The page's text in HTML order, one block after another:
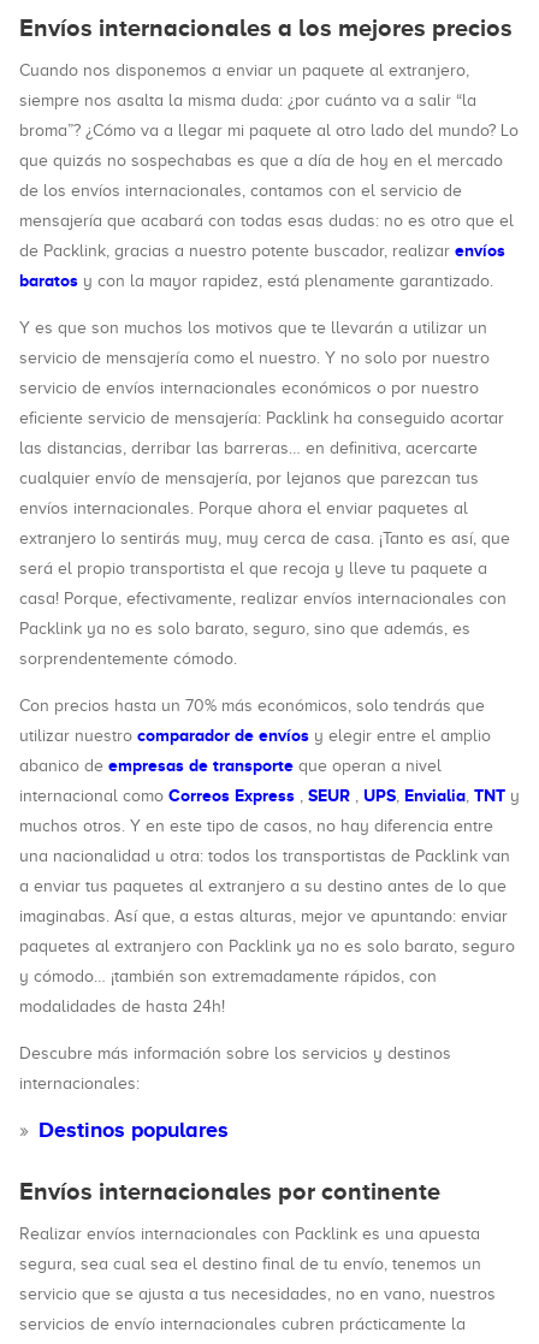
Envíos internacionales a los mejores precios
Cuando nos disponemos a enviar un paquete al extranjero,
siempre nos asalta la misma duda: ¿por cuánto va a salir “la
broma”? ¿Cómo va a llegar mi paquete al otro lado del mundo? Lo
que quizás no sospechabas es que a día de hoy en el mercado
de los envíos internacionales, contamos con el servicio de
mensajería que acabará con todas esas dudas: no es otro que el
de Packlink, gracias a nuestro potente buscador, realizar envíos
baratos y con la mayor rapidez, está plenamente garantizado.
Y es que son muchos los motivos que te llevarán a utilizar un
servicio de mensajería como el nuestro. Y no solo por nuestro
servicio de envíos internacionales económicos o por nuestro
eficiente servicio de mensajería: Packlink ha conseguido acortar
las distancias, derribar las barreras… en definitiva, acercarte
cualquier envío de mensajería, por lejanos que parezcan tus
envíos internacionales. Porque ahora el enviar paquetes al
extranjero lo sentirás muy, muy cerca de casa. ¡Tanto es así, que
será el propio transportista el que recoja y lleve tu paquete a
casa! Porque, efectivamente, realizar envíos internacionales con
Packlink ya no es solo barato, seguro, sino que además, es
sorprendentemente cómodo.
Con precios hasta un 70% más económicos, solo tendrás que
utilizar nuestro comparador de envíos y elegir entre el amplio
abanico de empresas de transporte que operan a nivel
internacional como Correos Express , SEUR , UPS, Envialia, TNT y
muchos otros. Y en este tipo de casos, no hay diferencia entre
una nacionalidad u otra: todos los transportistas de Packlink van
a enviar tus paquetes al extranjero a su destino antes de lo que
imaginabas. Así que, a estas alturas, mejor ve apuntando: enviar
paquetes al extranjero con Packlink ya no es solo barato, seguro
y cómodo… ¡también son extremadamente rápidos, con
modalidades de hasta 24h!
Descubre más información sobre los servicios y destinos
internacionales:
Destinos populares
Envíos internacionales por continente
Realizar envíos internacionales con Packlink es una apuesta
segura, sea cual sea el destino final de tu envío, tenemos un
servicio que se ajusta a tus necesidades, no en vano, nuestros
servicios de envío internacionales cubren prácticamente la